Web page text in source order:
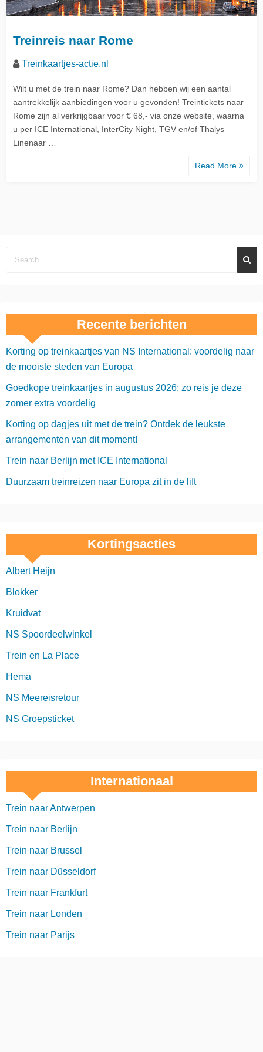
Treinreis naar Rome
Treinkaartjes-actie.nl
Wilt u met de trein naar Rome? Dan hebben wij een aantal
aantrekkelijk aanbiedingen voor u gevonden! Treintickets naar
Rome zijn al verkrijgbaar voor € 68,- via onze website, waarna
u per ICE International, InterCity Night, TGV en/of Thalys
Linenaar …
Read More
Recente berichten
Korting op treinkaartjes van NS International: voordelig naar
de mooiste steden van Europa
Goedkope treinkaartjes in augustus 2026: zo reis je deze
zomer extra voordelig
Korting op dagjes uit met de trein? Ontdek de leukste
arrangementen van dit moment!
Trein naar Berlijn met ICE International
Duurzaam treinreizen naar Europa zit in de lift
Kortingsacties
Albert Heijn
Blokker
Kruidvat
NS Spoordeelwinkel
Trein en La Place
Hema
NS Meereisretour
NS Groepsticket
Internationaal
Trein naar Antwerpen
Trein naar Berlijn
Trein naar Brussel
Trein naar Düsseldorf
Trein naar Frankfurt
Trein naar Londen
Trein naar Parijs